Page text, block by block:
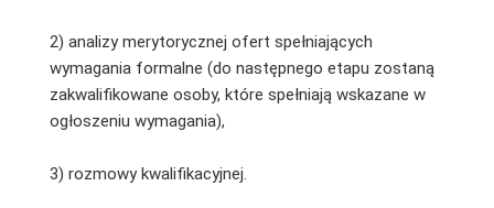
2) analizy merytorycznej ofert spełniających
wymagania formalne (do następnego etapu zostaną
zakwalifikowane osoby, które spełniają wskazane w
ogłoszeniu wymagania),
3) rozmowy kwalifikacyjnej.